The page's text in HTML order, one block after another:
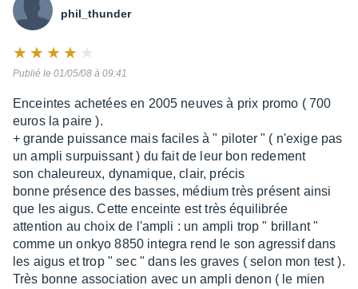
phil_thunder
8
10
Publié le 01/05/08 à 09:41
Enceintes achetées en 2005 neuves à prix promo ( 700
euros la paire ).
+ grande puissance mais faciles à " piloter " ( n'exige pas
un ampli surpuissant ) du fait de leur bon redement
son chaleureux, dynamique, clair, précis
bonne présence des basses, médium très présent ainsi
que les aigus. Cette enceinte est très équilibrée
attention au choix de l'ampli : un ampli trop " brillant "
comme un onkyo 8850 integra rend le son agressif dans
les aigus et trop " sec " dans les graves ( selon mon test ).
Très bonne association avec un ampli denon ( le mien